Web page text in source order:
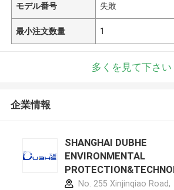
モデル番号 失敗
最小注文数量 1
多くを見て下さい
企業情報
SHANGHAI DUBHE
ENVIRONMENTAL
Y CO.,LTD メーカープロ
No. 255 Xinjinqiao Road,